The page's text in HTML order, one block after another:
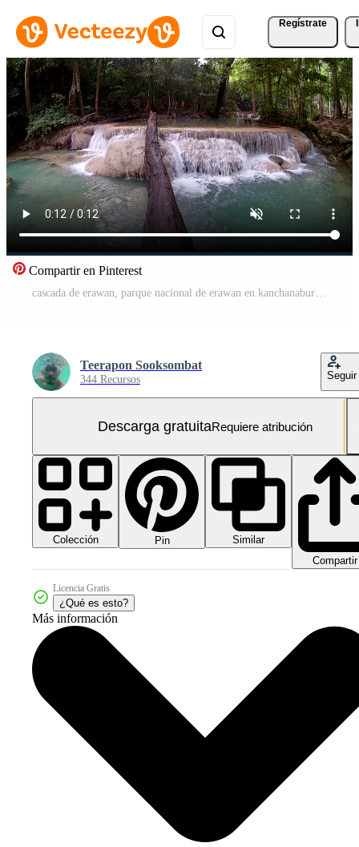
Regístrate
Compartir en Pinterest
cascada de erawan, parque nacional de erawan en kanchanaburi, tailandia Vídeo Gratis
Teerapon Sooksombat
344 Recursos Seguir
Descarga gratuitaRequiere atribución
Colección Pin
Similar
Compartir
Licencia Gratis
¿Qué es esto?
Más información